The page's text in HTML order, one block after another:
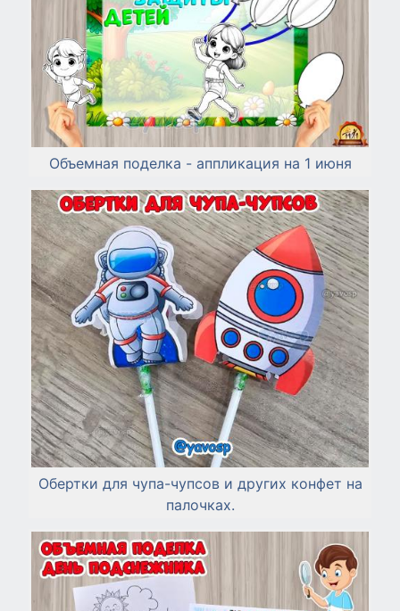
Объемная поделка - аппликация на 1 июня
Обертки для чупа-чупсов и других конфет на
палочках.